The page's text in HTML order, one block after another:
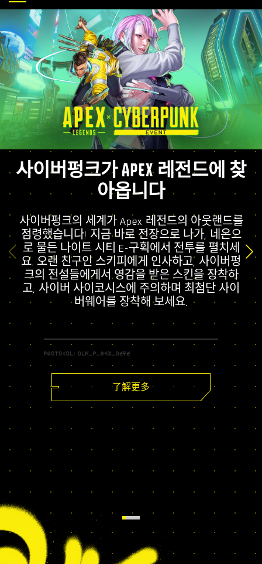
사이버펑크가 APEX 레전드에 찾
아옵니다
사이버펑크의 세계가 Apex 레전드의 아웃랜드를
점령했습니다! 지금 바로 전장으로 나가, 네온으
로 물든 나이트 시티 E-구획에서 전투를 펼치세
요. 오랜 친구인 스키피에게 인사하고, 사이버펑
크의 전설들에게서 영감을 받은 스킨을 장착하
고, 사이버 사이코시스에 주의하며 최첨단 사이
버웨어를 장착해 보세요.
了解更多